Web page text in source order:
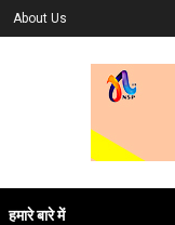
About Us
हमारे बारे में